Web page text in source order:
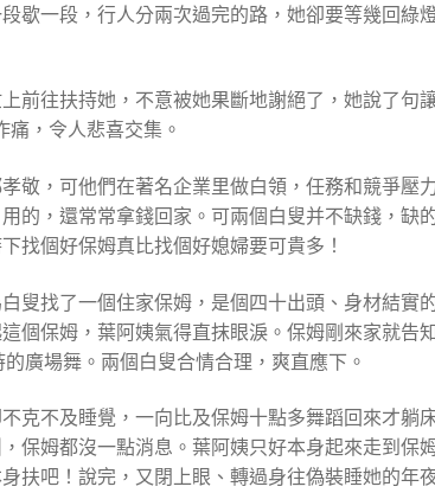
歇一段，行人分兩次過完的路，她卻要等幾回
前往扶持她，不意被她果斷地謝絕了，她說了句
痛，令人悲喜交集。
敬，可他們在著名企業里做白領，任務和競爭
的，還常常拿錢回家。可兩個白叟并不缺錢，
找個好保姆真比找個好媳婦要可貴多！
叟找了一個住家保姆，是個四十出頭、身材結實
個保姆，葉阿姨氣得直抹眼淚。保姆剛來家就告
廣場舞。兩個白叟合情合理，爽直應下。
克不及睡覺，一向比及保姆十點多舞蹈回來才
保姆都沒一點消息。葉阿姨只好本身起來走到
扶吧！說完，又閉上眼、轉過身往偽裝睡她的